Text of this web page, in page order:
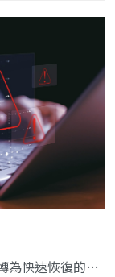
國際金融資安要求從管理風險、營運穩定轉為快速恢復的韌性，成為新一代銀行的核心競爭優勢。